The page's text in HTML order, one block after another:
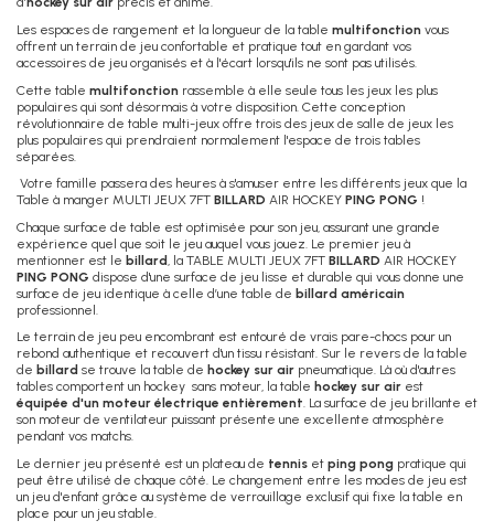
Les espaces de rangement et la longueur de la table multifonction vous
offrent un terrain de jeu confortable et pratique tout en gardant vos
accessoires de jeu organisés et à l'écart lorsqu'ils ne sont pas utilisés.
Cette table multifonction rassemble à elle seule tous les jeux les plus
populaires qui sont désormais à votre disposition. Cette conception
révolutionnaire de table multi-jeux offre trois des jeux de salle de jeux les
plus populaires qui prendraient normalement l'espace de trois tables
séparées.
Votre famille passera des heures à s'amuser entre les différents jeux que la
Table à manger MULTI JEUX 7FT BILLARD AIR HOCKEY PING PONG !
Chaque surface de table est optimisée pour son jeu, assurant une grande
expérience quel que soit le jeu auquel vous jouez. Le premier jeu à
mentionner est le billard , la TABLE MULTI JEUX 7FT BILLARD AIR HOCKEY
PING PONG dispose d'une surface de jeu lisse et durable qui vous donne une
surface de jeu identique à celle d’une table de billard américain
professionnel.
Le terrain de jeu peu encombrant est entouré de vrais pare-chocs pour un
rebond authentique et recouvert d'un tissu résistant. Sur le revers de la table
de billard se trouve la table de hockey sur air pneumatique. Là où d'autres
tables comportent un hockey sans moteur, la table hockey sur air est
équipée d'un moteur électrique entièrement. La surface de jeu brillante et
son moteur de ventilateur puissant présente une excellente atmosphère
pendant vos matchs.
Le dernier jeu présenté est un plateau de tennis et ping pong pratique qui
peut être utilisé de chaque côté. Le changement entre les modes de jeu est
un jeu d'enfant grâce au système de verrouillage exclusif qui fixe la table en
place pour un jeu stable.